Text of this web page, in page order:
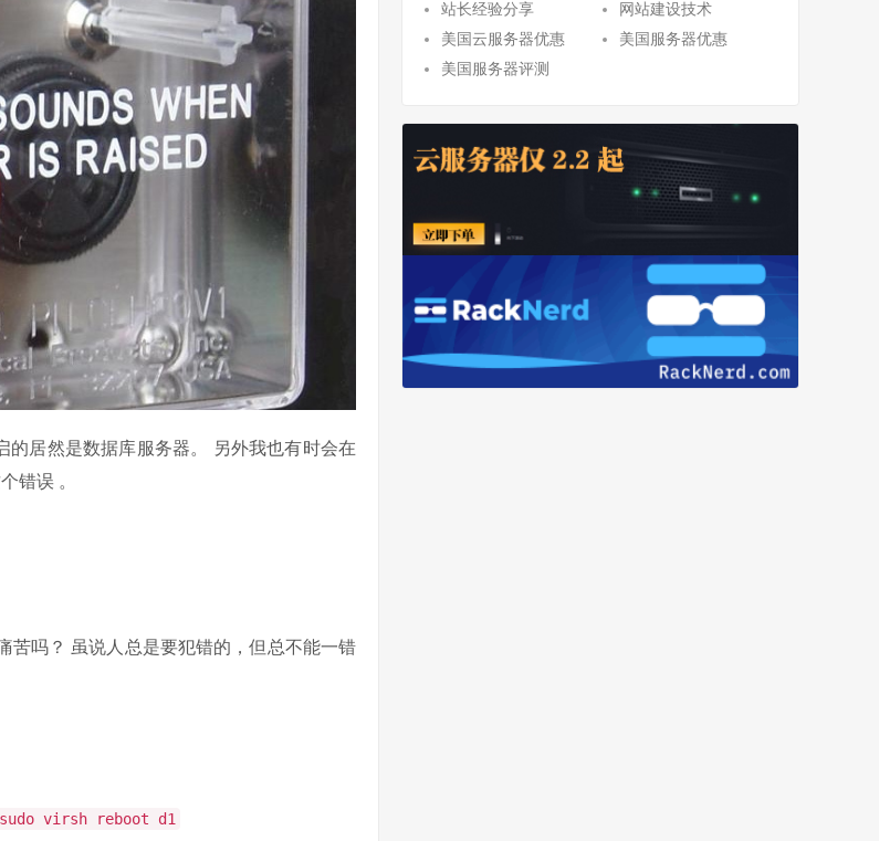
居然是数据库服务器。 另外我也有时会在
错误 。
苦吗？ 虽说人总是要犯错的，但总不能一错
sudo virsh reboot d1
站长经验分享
网站建设技术
美国云服务器优惠
美国服务器优惠
美国服务器评测